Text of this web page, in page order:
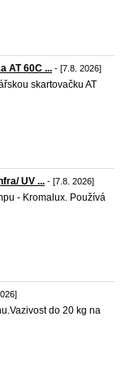
AT 60C ... - [7.8. 2026]
skartovačku AT
UV ... - [7.8. 2026]
- Kromalux. Používá
do 20 kg na